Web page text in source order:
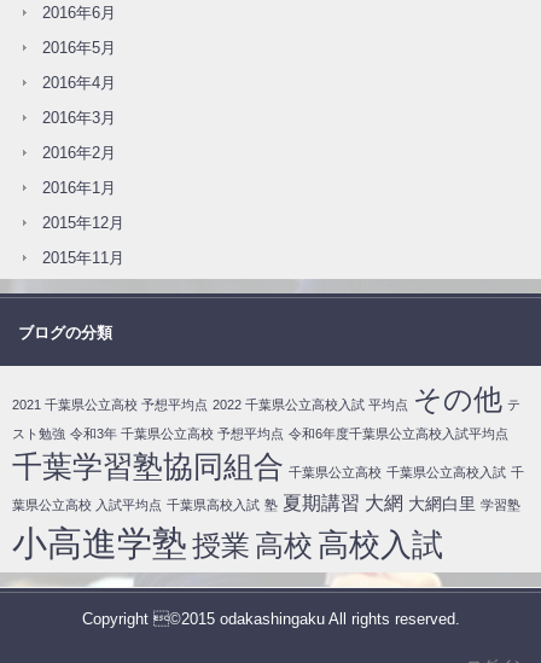
2016年6月
2016年5月
2016年4月
2016年3月
2016年2月
2016年1月
2015年12月
2015年11月
ブログの分類
2021 千葉県公立高校 予想平均点 2022 千葉県公立高校入試 平均点 その他 テ
スト勉強 令和3年 千葉県公立高校 予想平均点 令和6年度千葉県公立高校入試平均点
千葉学習塾協同組合 千葉県公立高校 千葉県公立高校入試 千
葉県公立高校 入試平均点 千葉県高校入試 塾 夏期講習 大網 大網白里 学習塾
小高進学塾授業 高校 高校入試
Copyright ©2015 odakashingaku All rights reserved.